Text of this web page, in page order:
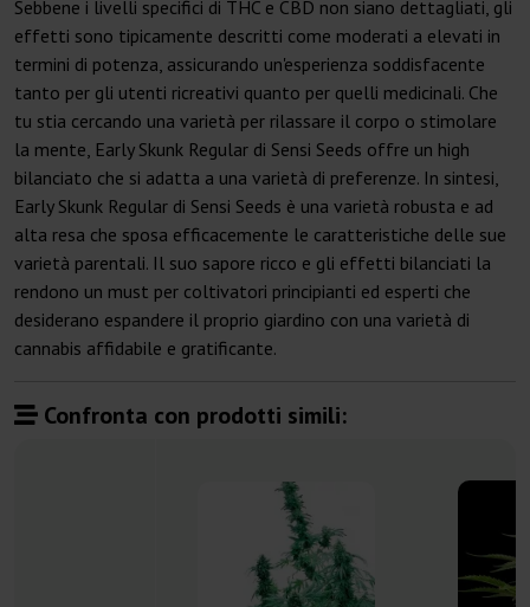
Sebbene i livelli specifici di THC e CBD non siano dettagliati, gli
effetti sono tipicamente descritti come moderati a elevati in
termini di potenza, assicurando un'esperienza soddisfacente
tanto per gli utenti ricreativi quanto per quelli medicinali. Che
tu stia cercando una varietà per rilassare il corpo o stimolare
la mente, Early Skunk Regular di Sensi Seeds offre un high
bilanciato che si adatta a una varietà di preferenze. In sintesi,
Early Skunk Regular di Sensi Seeds è una varietà robusta e ad
alta resa che sposa efficacemente le caratteristiche delle sue
varietà parentali. Il suo sapore ricco e gli effetti bilanciati la
rendono un must per coltivatori principianti ed esperti che
desiderano espandere il proprio giardino con una varietà di
cannabis affidabile e gratificante.
Confronta con prodotti simili: